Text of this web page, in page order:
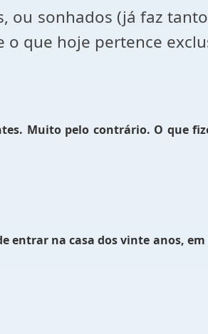
ou sonhados (já faz
que hoje pertence
Muito pelo contrário. O que
entrar na casa dos vinte anos,